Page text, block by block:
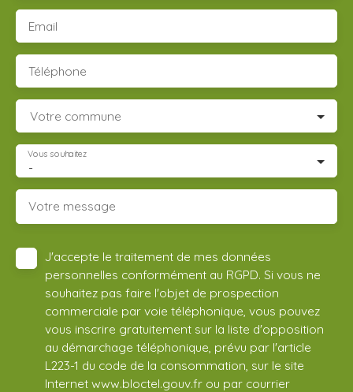
Email
Téléphone
Votre commune
-
Vous souhaitez
Votre message
J'accepte le traitement de mes données
personnelles conformément au RGPD. Si vous ne
souhaitez pas faire l'objet de prospection
commerciale par voie téléphonique, vous pouvez
vous inscrire gratuitement sur la liste d'opposition
au démarchage téléphonique, prévu par l'article
L223-1 du code de la consommation, sur le site
Internet www.bloctel.gouv.fr ou par courrier